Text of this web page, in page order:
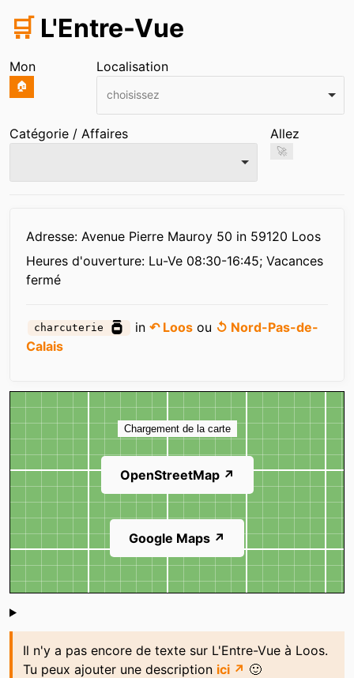
🛒 L'Entre-Vue
Mon
🏠
Localisation
choisissez
Catégorie / Affaires Allez
🚀
Adresse: Avenue Pierre Mauroy 50 in 59120 Loos
Heures d'ouverture: Lu-Ve 08:30-16:45; Vacances
fermé
charcuterie in↶ Loos ou ↺ Nord-Pas-de-
Calais
Carte
Chargement de la carte
OpenStreetMap ↗
Google Maps ↗
Shoutbox
Il n'y a pas encore de texte sur L'Entre-Vue à Loos.
Tu peux ajouter une description ici ↗ 🙂